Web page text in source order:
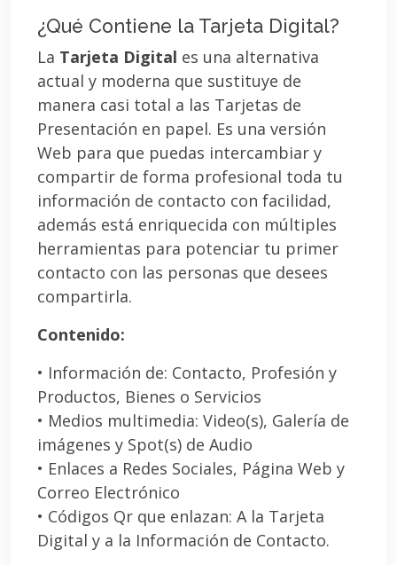
¿Qué Contiene la Tarjeta Digital?
La Tarjeta Digital es una alternativa
actual y moderna que sustituye de
manera casi total a las Tarjetas de
Presentación en papel. Es una versión
Web para que puedas intercambiar y
compartir de forma profesional toda tu
información de contacto con facilidad,
además está enriquecida con múltiples
herramientas para potenciar tu primer
contacto con las personas que desees
compartirla.
Contenido:
• Información de: Contacto, Profesión y
Productos, Bienes o Servicios
• Medios multimedia: Video(s), Galería de
imágenes y Spot(s) de Audio
• Enlaces a Redes Sociales, Página Web y
Correo Electrónico
• Códigos Qr que enlazan: A la Tarjeta
Digital y a la Información de Contacto.